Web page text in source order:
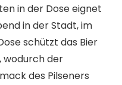
in der Dose eignet
in der Stadt, im
schützt das Bier
wodurch der
des Pilseners